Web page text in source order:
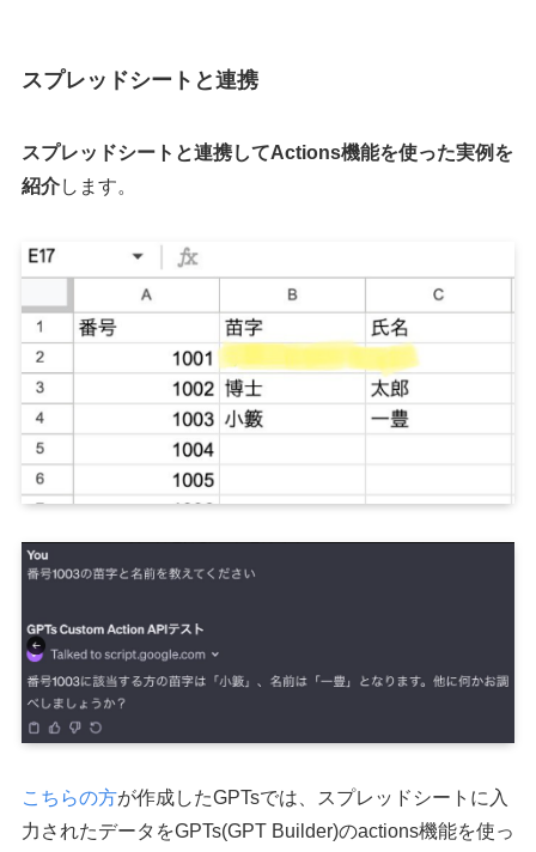
スプレッドシートと連携
スプレッドシートと連携してActions機能を使った実例を
紹介します。
こちらの方が作成したGPTsでは、スプレッドシートに入
力されたデータをGPTs(GPT Builder)のactions機能を使っ